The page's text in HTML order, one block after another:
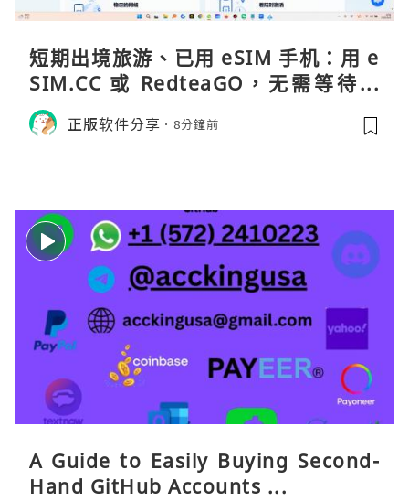
短期出境旅游、已用 eSIM 手机：用 e
SIM.CC 或 RedteaGO，无需等待收
货。需要“当地号码 + 通话短信”（如
打车、外卖、客户联络）：优先 Redt
正版软件分享 8分鐘前
A Guide to Easily Buying Second-
Hand GitHub Accounts ...